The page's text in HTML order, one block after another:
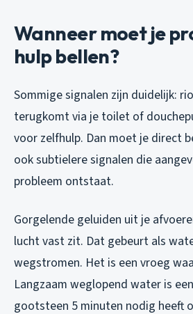
Wanneer moet je
hulp bellen?
Sommige signalen zijn duidelijk:
terugkomt via je toilet of
voor zelfhulp. Dan moet je direct
ook subtielere signalen die
probleem ontstaat.
Gorgelende geluiden uit je
lucht vast zit. Dat gebeurt als
wegstromen. Het is een vroeg
Langzaam weglopend water is
gootsteen 5 minuten nodig heeft